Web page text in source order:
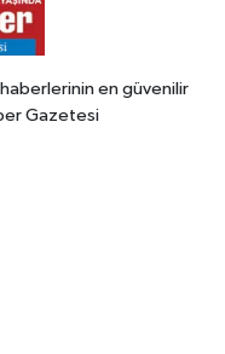
en güvenilir
Gazetesi